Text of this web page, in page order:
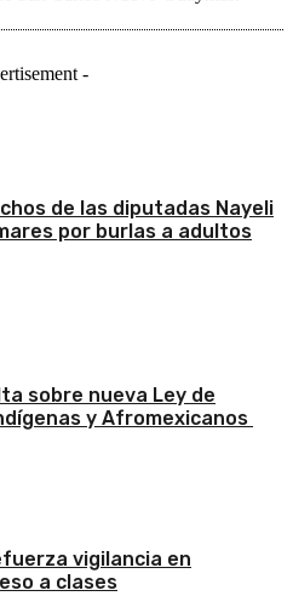
-
de las diputadas Nayeli
por burlas a adultos
sobre nueva Ley de
y Afromexicanos
vigilancia en
a clases